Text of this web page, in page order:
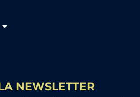
NEWSLETTER